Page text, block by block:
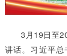
3月19日至
讲话。习近平